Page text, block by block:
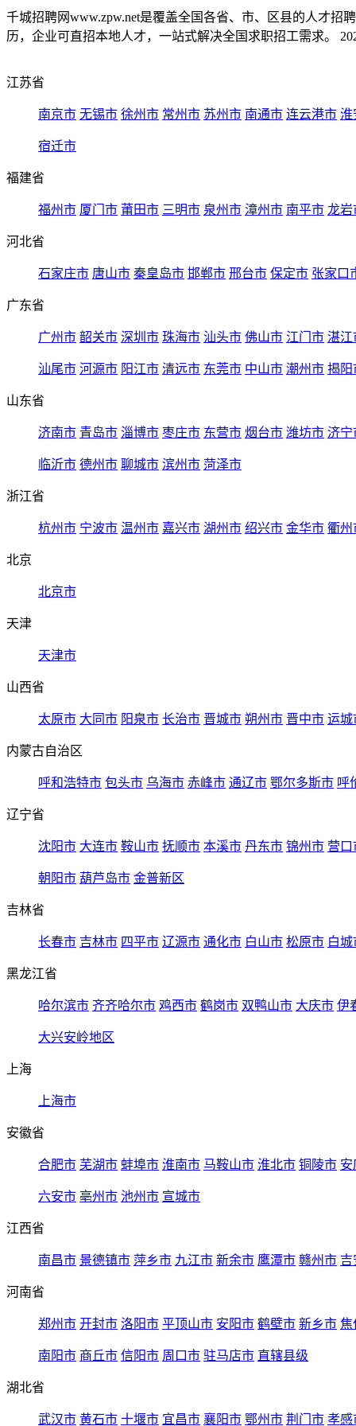
千城招聘网www.zpw.net是覆盖全国各省、市、区县的人才
历，企业可直招本地人才，一站式解决全国求职招工需求。
江苏省
南京市 无锡市 徐州市 常州市 苏州市 南通市 连云港市 淮
宿迁市
福建省
福州市 厦门市 莆田市 三明市 泉州市 漳州市 南平市 龙岩
河北省
石家庄市 唐山市 秦皇岛市 邯郸市 邢台市 保定市 张家口
广东省
广州市 韶关市 深圳市 珠海市 汕头市 佛山市 江门市 湛江
汕尾市 河源市 阳江市 清远市 东莞市 中山市 潮州市 揭阳
山东省
济南市 青岛市 淄博市 枣庄市 东营市 烟台市 潍坊市 济宁
临沂市 德州市 聊城市 滨州市 菏泽市
浙江省
杭州市 宁波市 温州市 嘉兴市 湖州市 绍兴市 金华市 衢州
北京
北京市
天津
天津市
山西省
太原市 大同市 阳泉市 长治市 晋城市 朔州市 晋中市 运城
内蒙古自治区
呼和浩特市 包头市 乌海市 赤峰市 通辽市 鄂尔多斯市 呼
辽宁省
沈阳市 大连市 鞍山市 抚顺市 本溪市 丹东市 锦州市 营口
朝阳市 葫芦岛市 金普新区
吉林省
长春市 吉林市 四平市 辽源市 通化市 白山市 松原市 白城
黑龙江省
哈尔滨市 齐齐哈尔市 鸡西市 鹤岗市 双鸭山市 大庆市 伊
大兴安岭地区
上海
上海市
安徽省
合肥市 芜湖市 蚌埠市 淮南市 马鞍山市 淮北市 铜陵市 安
六安市 亳州市 池州市 宣城市
江西省
南昌市 景德镇市 萍乡市 九江市 新余市 鹰潭市 赣州市 吉
河南省
郑州市 开封市 洛阳市 平顶山市 安阳市 鹤壁市 新乡市 焦
南阳市 商丘市 信阳市 周口市 驻马店市 直辖县级
湖北省
武汉市 黄石市 十堰市 宜昌市 襄阳市 鄂州市 荆门市 孝感